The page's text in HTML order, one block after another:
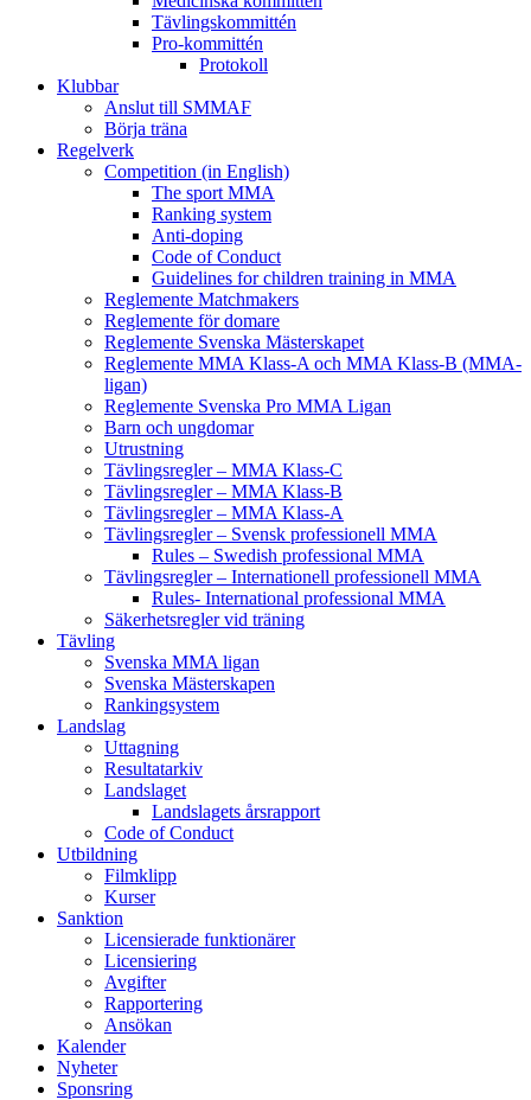
Tävlingskommittén
Pro-kommittén
Protokoll
Klubbar
Anslut till SMMAF
Börja träna
Regelverk
Competition (in English)
The sport MMA
Ranking system
Anti-doping
Code of Conduct
Guidelines for children training in MMA
Reglemente Matchmakers
Reglemente för domare
Reglemente Svenska Mästerskapet
Reglemente MMA Klass-A och MMA Klass-B (MMA-
ligan)
Reglemente Svenska Pro MMA Ligan
Barn och ungdomar
Utrustning
Tävlingsregler – MMA Klass-C
Tävlingsregler – MMA Klass-B
Tävlingsregler – MMA Klass-A
Tävlingsregler – Svensk professionell MMA
Rules – Swedish professional MMA
Tävlingsregler – Internationell professionell MMA
Rules- International professional MMA
Säkerhetsregler vid träning
Tävling
Svenska MMA ligan
Svenska Mästerskapen
Rankingsystem
Landslag
Uttagning
Resultatarkiv
Landslaget
Landslagets årsrapport
Code of Conduct
Utbildning
Filmklipp
Kurser
Sanktion
Licensierade funktionärer
Licensiering
Avgifter
Rapportering
Ansökan
Kalender
Nyheter
Sponsring